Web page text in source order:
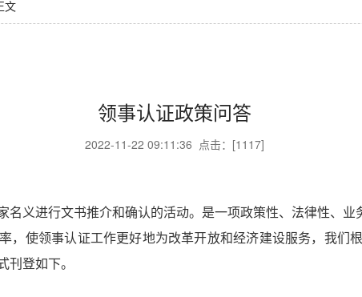
文
领事认证政策问答
2022-11-22 09:11:36 点击：[1117]
义进行文书推介和确认的活动。是一项政策性、法律性、业
，使领事认证工作更好地为改革开放和经济建设服务，我们
刊登如下。